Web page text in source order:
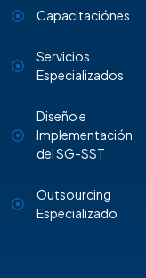
Capacitaciónes
Servicios
Especializados
Diseño e
Implementación
del SG-SST
Outsourcing
Especializado